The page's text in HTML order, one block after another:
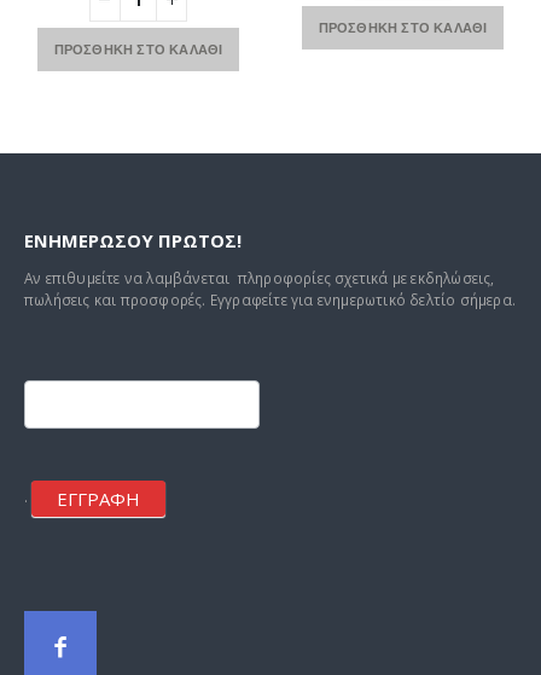
ΠΡΟΣΘΉΚΗ ΣΤΟ ΚΑΛΆΘΙ
ΠΡΟΣΘΉΚΗ ΣΤΟ ΚΑΛΆΘΙ
ΕΝΗΜΕΡΩΣΟΥ ΠΡΩΤΟΣ!
Αν επιθυμείτε να λαμβάνεται πληροφορίες σχετικά με εκδηλώσεις,
πωλήσεις και προσφορές. Εγγραφείτε για ενημερωτικό δελτίο σήμερα.
mailchimp
. ΕΓΓΡΑΦΗ